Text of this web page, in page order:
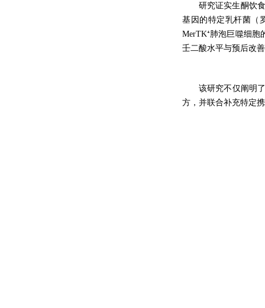
研究证实生酮饮
基因的特定乳杆菌（
MerTK⁺肺泡巨噬细胞
壬二酸水平与预后改
该研究不仅阐明
方，并联合补充特定